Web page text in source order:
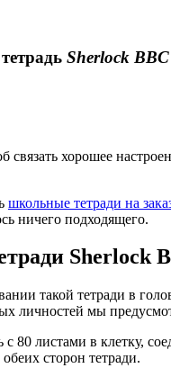
Sherlock BBC
связать хорошее
школьные тетради на
ничего подходящего.
Sherlock
такой тетради в
личностей мы
с 80 листами в клетку,
сторон тетради.